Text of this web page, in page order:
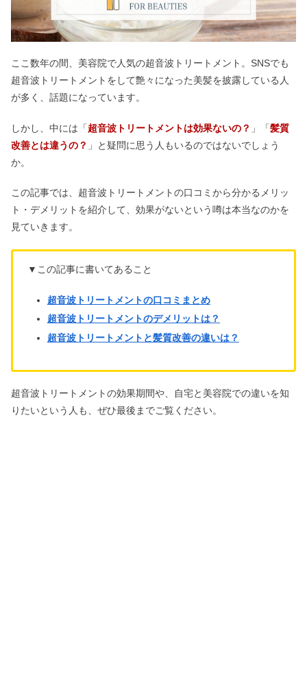
ここ数年の間、美容院で人気の超音波トリートメント。SNSでも
超音波トリートメントをして艶々になった美髪を披露している人
が多く、話題になっています。
しかし、中には「超音波トリートメントは効果ないの？ 」「髪質
改善とは違うの？ 」と疑問に思う人もいるのではないでしょう
か。
この記事では、超音波トリートメントの口コミから分かるメリッ
ト・デメリットを紹介して、効果がないという噂は本当なのかを
見ていきます。
▼この記事に書いてあること
超音波トリートメントの口コミまとめ
超音波トリートメントのデメリットは？
超音波トリートメントと髪質改善の違いは？
超音波トリートメントの効果期間や、自宅と美容院での違いを知
りたいという人も、ぜひ最後までご覧ください。